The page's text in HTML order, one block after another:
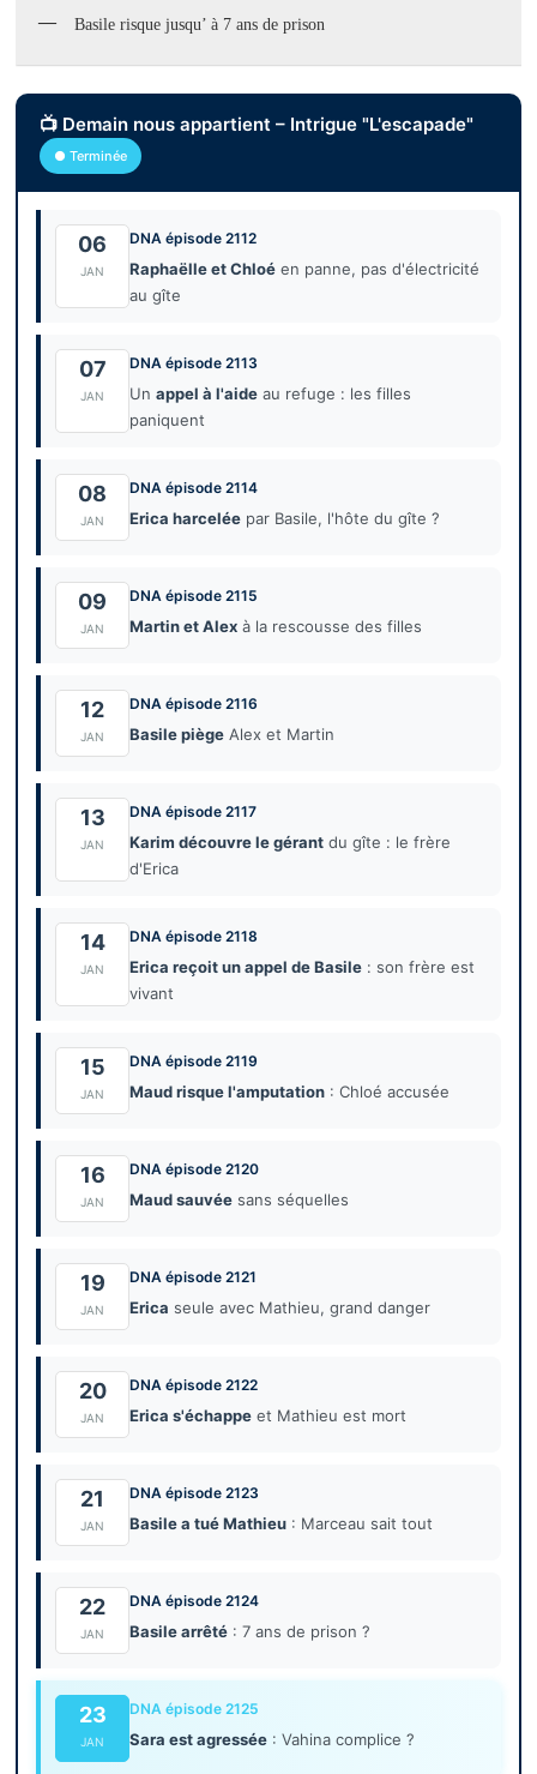
Basile risque jusqu’ à 7 ans de prison
📺 Demain nous appartient – Intrigue "L'escapade"
● Terminée
06
JAN
DNA épisode 2112
Raphaëlle et Chloé en panne, pas d'électricité
au gîte
07
JAN
DNA épisode 2113
Unappel à l'aide au refuge : les filles
paniquent
08
JAN
DNA épisode 2114
Erica harcelée par Basile, l'hôte du gîte ?
09
JAN
DNA épisode 2115
Martin et Alex à la rescousse des filles
12
JAN
DNA épisode 2116
Basile piège Alex et Martin
13
JAN
DNA épisode 2117
Karim découvre le gérant du gîte : le frère
d'Erica
14
JAN
DNA épisode 2118
Erica reçoit un appel de Basile : son frère est
vivant
15
JAN
DNA épisode 2119
Maud risque l'amputation : Chloé accusée
16
JAN
DNA épisode 2120
Maud sauvée sans séquelles
19
JAN
DNA épisode 2121
Erica seule avec Mathieu, grand danger
20
JAN
DNA épisode 2122
Erica s'échappe et Mathieu est mort
21
JAN
DNA épisode 2123
Basile a tué Mathieu : Marceau sait tout
22
JAN
DNA épisode 2124
Basile arrêté : 7 ans de prison ?
23
JAN
DNA épisode 2125
Sara est agressée : Vahina complice ?